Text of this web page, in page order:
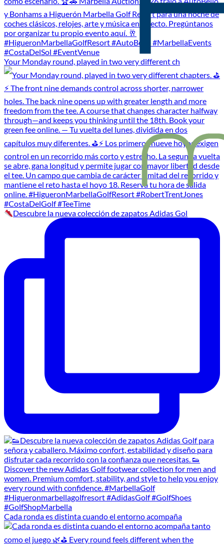
Your Monday round, played in two very different ch
Descubre la nueva colección de zapatos Adidas Gol
Cada ronda es distinta cuando el entorno acompaña